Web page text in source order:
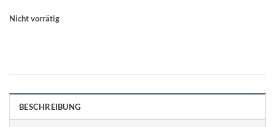
Nicht vorrätig
BESCHREIBUNG